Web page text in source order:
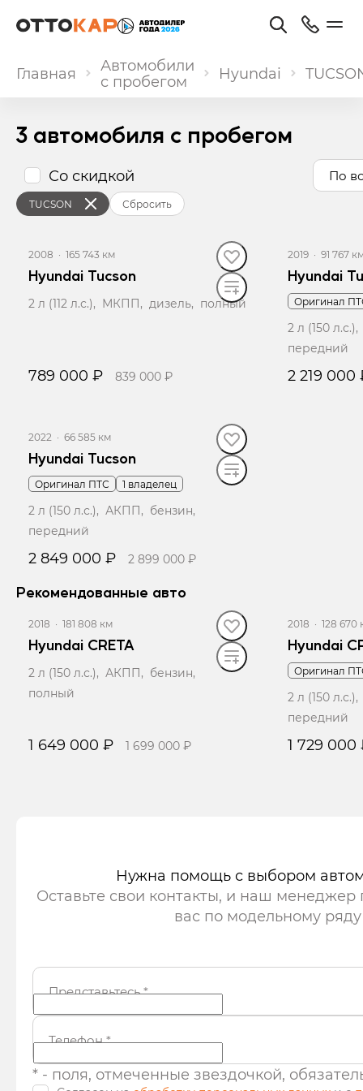
Главная
Автомобили
с пробегом
Hyundai
3 автомобиля с пробегом
TUCSON Сбросить
Со скидкой По
2008 · 165 743 км
Hyundai Tucson
2 л (112 л.с.), МКПП, дизель, полный
789 000 ₽ 839 000 ₽
2019 · 91 767
Hyundai
Оригинал
2 л (150
передний
2 219 000
2022 · 66 585 км
Hyundai Tucson
Оригинал ПТС 1 владелец
2 л (150 л.с.), АКПП, бензин,
передний
2 849 000 ₽ 2 899 000 ₽
Записаться на тест-драйв
Рекомендованные авто
2018 · 181 808 км
Hyundai CRETA
2 л (150 л.с.), АКПП, бензин,
полный
1 649 000 ₽ 1 699 000 ₽
2018 · 128 670
Hyundai
Оригинал
2 л (150
передний
1 729 000
Нужна помощь с выбором
Оставьте свои контакты, и наш менеджер
вас по модельному ряду
Представьтесь*
Телефон*
* - поля, отмеченные звездочкой,